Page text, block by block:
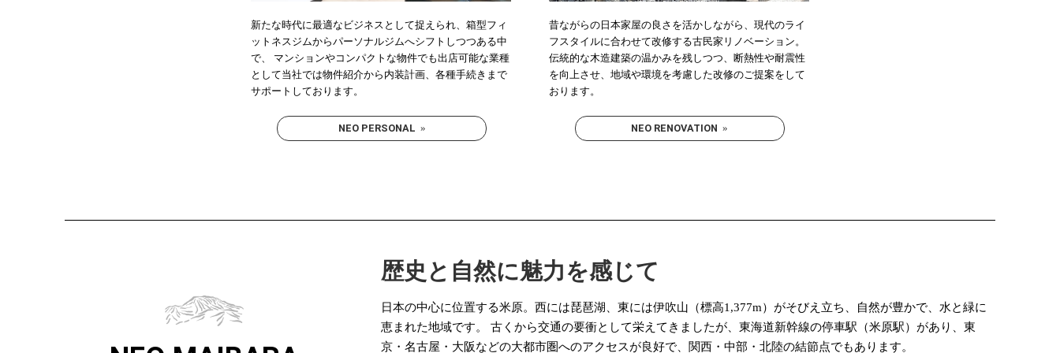
新たな時代に最適なビジネスとして捉えられ、箱型フィ
ットネスジムからパーソナルジムへシフトしつつある中
で、 マンションやコンパクトな物件でも出店可能な業種
として当社では物件紹介から内装計画、各種手続きまで
サポートしております。
NEO PERSONAL »
昔ながらの日本家屋の良さを活かしながら、現代のライ
フスタイルに合わせて改修する古民家リノベーション。
伝統的な木造建築の温かみを残しつつ、断熱性や耐震性
を向上させ、地域や環境を考慮した改修のご提案をして
おります。
NEO RENOVATION »
歴史と自然に魅力を感じて
日本の中心に位置する米原。西には琵琶湖、東には伊吹山（標高1,377m）がそびえ立ち、自然が豊かで、水と緑に
恵まれた地域です。 古くから交通の要衝として栄えてきましたが、東海道新幹線の停車駅（米原駅）があり、東
京・名古屋・大阪などの大都市圏へのアクセスが良好で、関西・中部・北陸の結節点でもあります。